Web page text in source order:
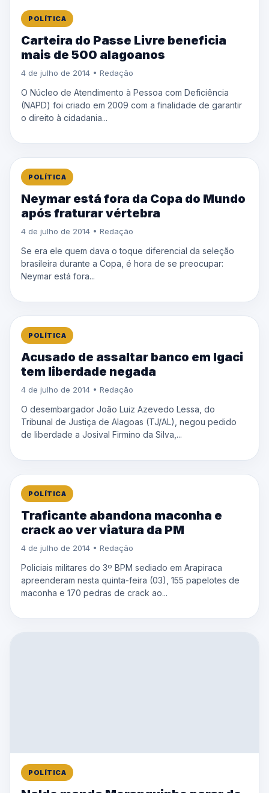
POLÍTICA
Carteira do Passe Livre beneficia
mais de 500 alagoanos
4 de julho de 2014 • Redação
O Núcleo de Atendimento à Pessoa com Deficiência
(NAPD) foi criado em 2009 com a finalidade de garantir
o direito à cidadania...
POLÍTICA
Neymar está fora da Copa do Mundo
após fraturar vértebra
4 de julho de 2014 • Redação
Se era ele quem dava o toque diferencial da seleção
brasileira durante a Copa, é hora de se preocupar:
Neymar está fora...
POLÍTICA
Acusado de assaltar banco em Igaci
tem liberdade negada
4 de julho de 2014 • Redação
O desembargador João Luiz Azevedo Lessa, do
Tribunal de Justiça de Alagoas (TJ/AL), negou pedido
de liberdade a Josival Firmino da Silva,...
POLÍTICA
Traficante abandona maconha e
crack ao ver viatura da PM
4 de julho de 2014 • Redação
Policiais militares do 3º BPM sediado em Arapiraca
apreenderam nesta quinta-feira (03), 155 papelotes de
maconha e 170 pedras de crack ao...
POLÍTICA